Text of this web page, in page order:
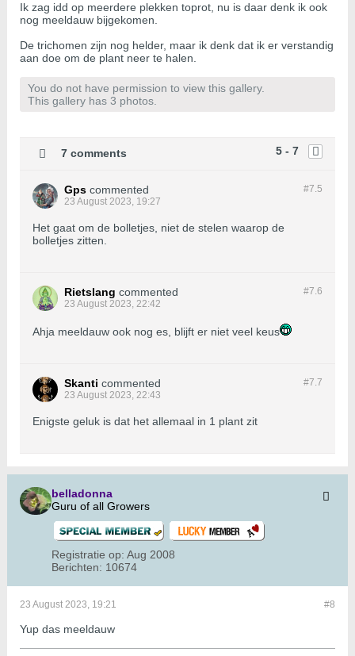
Ik zag idd op meerdere plekken toprot, nu is daar denk ik ook
nog meeldauw bijgekomen.
De trichomen zijn nog helder, maar ik denk dat ik er verstandig
aan doe om de plant neer te halen.
You do not have permission to view this gallery.
This gallery has 3 photos.
5 - 7
7 comments
#7.5
Gps commented
23 August 2023, 19:27
Het gaat om de bolletjes, niet de stelen waarop de
bolletjes zitten.
#7.6
Rietslang commented
23 August 2023, 22:42
Ahja meeldauw ook nog es, blijft er niet veel keus
#7.7
Skanti commented
23 August 2023, 22:43
Enigste geluk is dat het allemaal in 1 plant zit
belladonna
Guru of all Growers
Registratie op: Aug 2008
Berichten: 10674
#8
23 August 2023, 19:21
Yup das meeldauw